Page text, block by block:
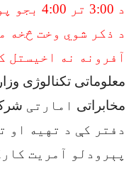
د 3:00 تر 4:00 بجو پوري دی,
د ذکر شوي وخت څخه
آفرونه نه اخیستل
معلوماتی تکنالوژی
مخابراتی امارتی
دفتر کې د تهیه او
پېرودلو آمریت